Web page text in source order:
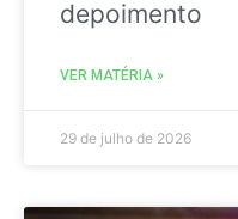
depoimento
VER MATÉRIA »
29 de julho de 2026